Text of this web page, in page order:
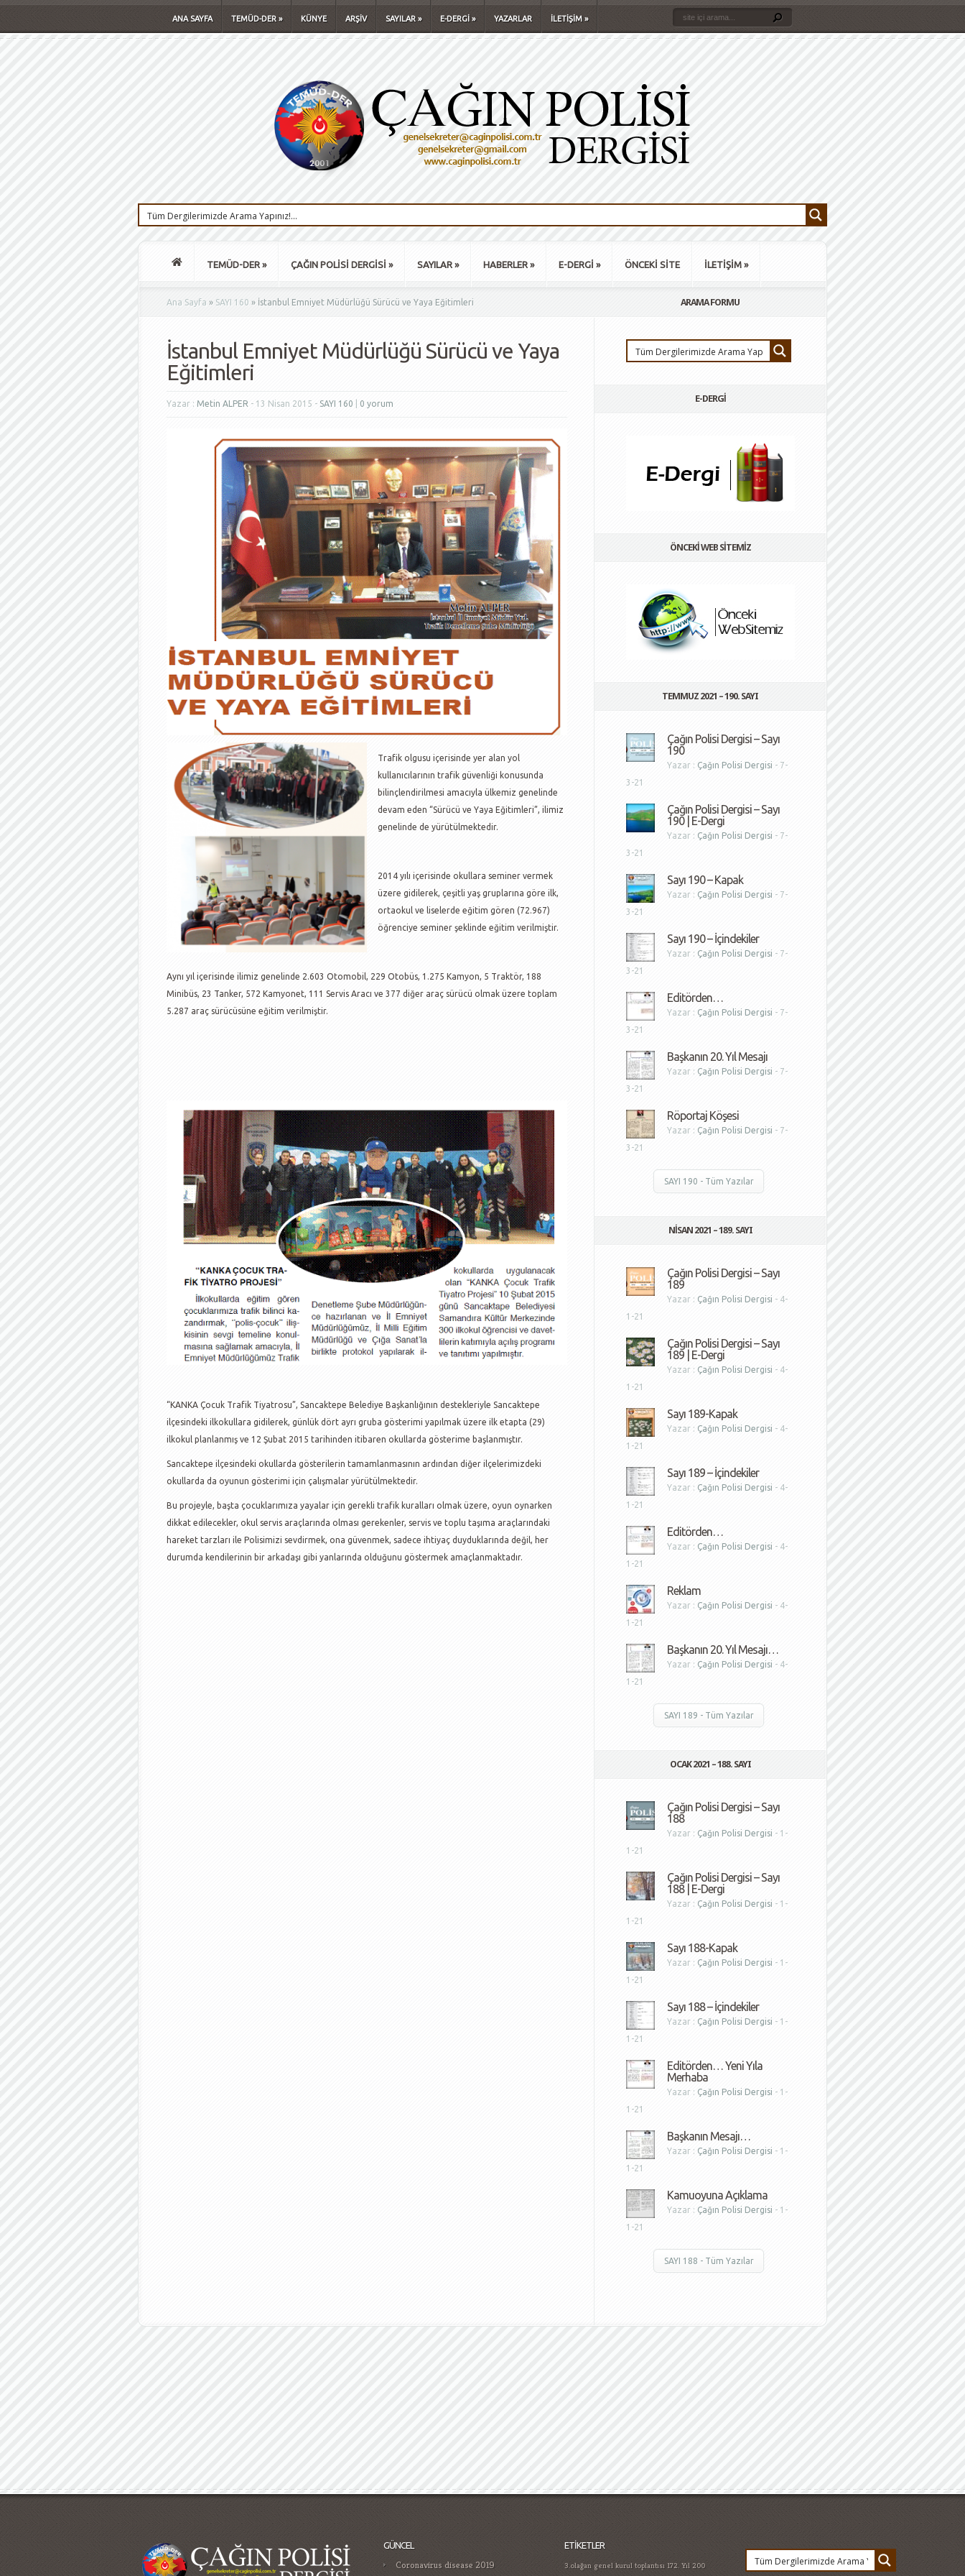
ANA SAYFA TEMÜD-DER » KÜNYE ARŞİV SAYILAR» E-DERGİ » YAZARLAR İLETİŞİM »
TEMÜD-DER » ÇAĞIN POLİSİ DERGİSİ » SAYILAR » HABERLER » E-DERGİ » ÖNCEKİ SİTE İLETİŞİM »
Ana Sayfa » SAYI 160 » İstanbul Emniyet Müdürlüğü Sürücü ve Yaya Eğitimleri
İstanbul Emniyet Müdürlüğü Sürücü ve Yaya
Eğitimleri
Yazar : Metin ALPER - 13 Nisan 2015 - SAYI 160 0 yorum
Trafik olgusu içerisinde yer alan yol
kullanıcılarının trafik güvenliği konusunda
bilinçlendirilmesi amacıyla ülkemiz genelinde
devam eden “Sürücü ve Yaya Eğitimleri”, ilimiz
genelinde de yürütülmektedir.
2014 yılı içerisinde okullara seminer vermek
üzere gidilerek, çeşitli yaş gruplarına göre ilk,
ortaokul ve liselerde eğitim gören (72.967)
öğrenciye seminer şeklinde eğitim verilmiştir.
Aynı yıl içerisinde ilimiz genelinde 2.603 Otomobil, 229 Otobüs, 1.275 Kamyon, 5 Traktör, 188
Minibüs, 23 Tanker, 572 Kamyonet, 111 Servis Aracı ve 377 diğer araç sürücü olmak üzere toplam
5.287 araç sürücüsüne eğitim verilmiştir.
“KANKA Çocuk Trafik Tiyatrosu”, Sancaktepe Belediye Başkanlığının destekleriyle Sancaktepe
ilçesindeki ilkokullara gidilerek, günlük dört ayrı gruba gösterimi yapılmak üzere ilk etapta (29)
ilkokul planlanmış ve 12 Şubat 2015 tarihinden itibaren okullarda gösterime başlanmıştır.
Sancaktepe ilçesindeki okullarda gösterilerin tamamlanmasının ardından diğer ilçelerimizdeki
okullarda da oyunun gösterimi için çalışmalar yürütülmektedir.
Bu projeyle, başta çocuklarımıza yayalar için gerekli trafik kuralları olmak üzere, oyun oynarken
dikkat edilecekler, okul servis araçlarında olması gerekenler, servis ve toplu taşıma araçlarındaki
hareket tarzları ile Polisimizi sevdirmek, ona güvenmek, sadece ihtiyaç duyduklarında değil, her
durumda kendilerinin bir arkadaşı gibi yanlarında olduğunu göstermek amaçlanmaktadır.
ARAMA FORMU
E-DERGİ
ÖNCEKİ WEB SİTEMİZ
TEMMUZ 2021 – 190. SAYI
Çağın Polisi Dergisi – Sayı
190
Yazar : Çağın Polisi Dergisi - 7-
3-21
Çağın Polisi Dergisi – Sayı
190 | E-Dergi
Yazar : Çağın Polisi Dergisi - 7-
3-21
Sayı 190 – Kapak
Yazar : Çağın Polisi Dergisi - 7-
3-21
Sayı 190 – İçindekiler
Yazar : Çağın Polisi Dergisi - 7-
3-21
Editörden…
Yazar : Çağın Polisi Dergisi - 7-
3-21
Başkanın 20. Yıl Mesajı
Yazar : Çağın Polisi Dergisi - 7-
3-21
Röportaj Köşesi
Yazar : Çağın Polisi Dergisi - 7-
3-21
SAYI 190 - Tüm Yazılar
NISAN 2021 – 189. SAYI
Çağın Polisi Dergisi – Sayı
189
Yazar : Çağın Polisi Dergisi - 4-
1-21
Çağın Polisi Dergisi – Sayı
189 | E-Dergi
Yazar : Çağın Polisi Dergisi - 4-
1-21
Sayı 189-Kapak
Yazar : Çağın Polisi Dergisi - 4-
1-21
Sayı 189 – İçindekiler
Yazar : Çağın Polisi Dergisi - 4-
1-21
Editörden…
Yazar : Çağın Polisi Dergisi - 4-
1-21
Reklam
Yazar : Çağın Polisi Dergisi - 4-
1-21
Başkanın 20. Yıl Mesajı…
Yazar : Çağın Polisi Dergisi - 4-
1-21
SAYI 189 - Tüm Yazılar
OCAK 2021 – 188. SAYI
Çağın Polisi Dergisi – Sayı
188
Yazar : Çağın Polisi Dergisi - 1-
1-21
Çağın Polisi Dergisi – Sayı
188 | E-Dergi
Yazar : Çağın Polisi Dergisi - 1-
1-21
Sayı 188-Kapak
Yazar : Çağın Polisi Dergisi - 1-
1-21
Sayı 188 – İçindekiler
Yazar : Çağın Polisi Dergisi - 1-
1-21
Editörden… Yeni Yıla
Merhaba
Yazar : Çağın Polisi Dergisi - 1-
1-21
Başkanın Mesajı…
Yazar : Çağın Polisi Dergisi - 1-
1-21
Kamuoyuna Açıklama
Yazar : Çağın Polisi Dergisi - 1-
1-21
SAYI 188 - Tüm Yazılar
Çağın Polisi
Gamificatie in gokken trends die je
bağımlılığı aralık 2016 şehitler
küçükosman atama nisan 2015 atatürkün dış